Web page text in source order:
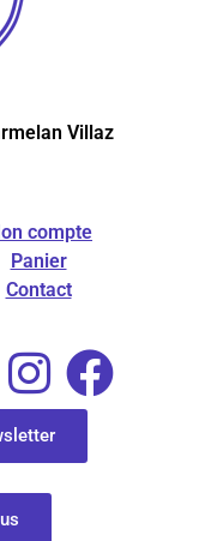
Villaz
compte
Panier
Contact